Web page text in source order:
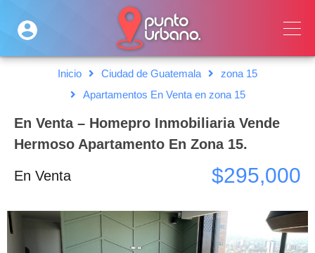
Inicio Ciudad de Guatemala
zona 15
Apartamentos En Venta en zona 15
En Venta – Homepro Inmobiliaria Vende
Hermoso Apartamento En Zona 15.
En Venta $295,000